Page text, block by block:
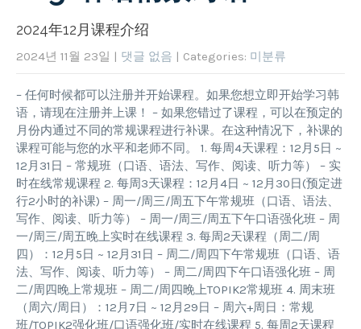
2024年12月课程介绍
2024년 11월 23일 | 댓글 없음 | Categories: 미분류
– 任何时候都可以注册并开始课程。如果您想立即开始学习韩
语，请现在注册并上课！ – 如果您错过了课程，可以在预定的
月份内通过不同的常规课程进行补课。在这种情况下，补课的
课程可能与您的水平和老师不同。 1. 每周4天课程：12月5日 ~
12月31日 – 常规班（口语、语法、写作、阅读、听力等） – 实
时在线常规课程 2. 每周3天课程：12月4日 ~ 12月30日(预定进
行2小时的补课) – 周一/周三/周五下午常规班（口语、语法、
写作、阅读、听力等） – 周一/周三/周五下午口语强化班 – 周
一/周三/周五晚上实时在线课程 3. 每周2天课程（周二/周
四）：12月5日 ~ 12月31日 – 周二/周四下午常规班（口语、语
法、写作、阅读、听力等） – 周二/周四下午口语强化班 – 周
二/周四晚上常规班 – 周二/周四晚上TOPIK2常规班 4. 周末班
（周六/周日）：12月7日 ~ 12月29日 – 周六+周日：常规
班/TOPIK2强化班/口语强化班/实时在线课程 5. 每周2天课程